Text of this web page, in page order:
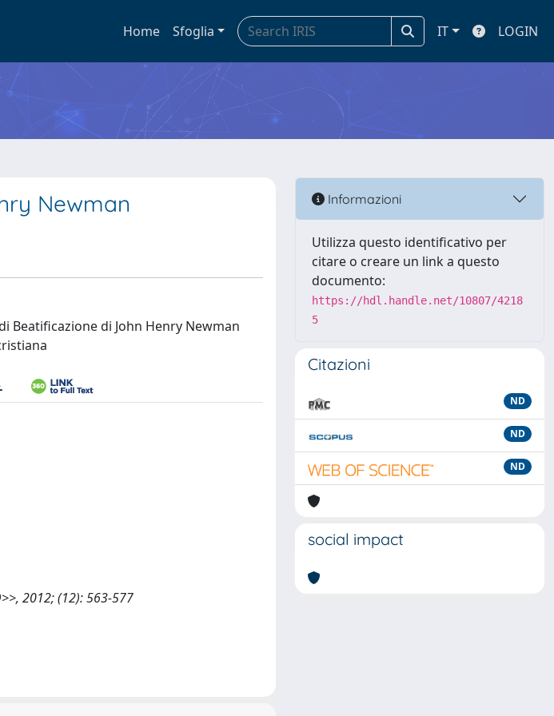
Home Sfoglia IT LOGIN
Newman
Beatificazione di John Henry Newman
2012; (12): 563-577
Informazioni
Utilizza questo identificativo per
citare o creare un link a questo
documento:
https://hdl.handle.net/10807/4218
5
Citazioni
ND
ND
ND
social impact